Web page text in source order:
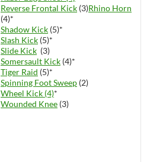
Reverse Frontal Kick (3)Rhino Horn
(4)*
Shadow Kick (5)*
Slash Kick (5)*
Slide Kick (3)
Somersault Kick (4)*
Tiger Raid (5)*
Spinning Foot Sweep (2)
Wheel Kick (4)*
Wounded Knee (3)